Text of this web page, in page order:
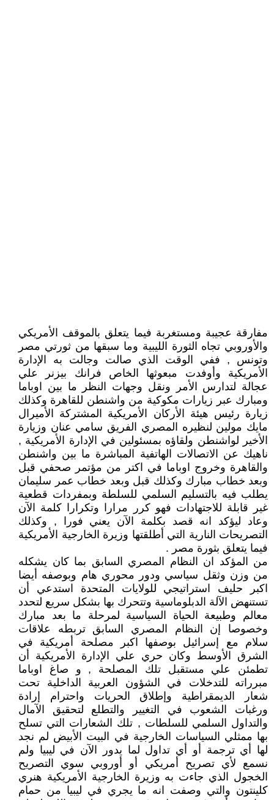
مفارقة عجيبة ومستغربة فيما يتعلق بالموقف الأمريكي
والأوروبي تجاه الثورة الليبية وما سبقها من ثورتي مصر
وتونس , ففي الوقت الذي صالت وجالت به الإدارة
الأمريكية وأوفدت مبعوثها الخاص فرانك بيزنر علي
عجالة لتدارس الأمر ونقل وجهات النظر ما بين اوباما
ومبارك عبر زيارات مكوكية من واشنطن للقاهرة وكذلك
زيارة رئيس هيئة الأركان الأمريكية المشتركة الأميرال
مايك مولين لنظيره المصري الفريق سامي عنان وزيارة
الأخير لواشنطن ولقاؤه بمسئولين في الإدارة الأمريكية ,
ناهيك عن الاتصالات الهاتفية المباشرة ما بين واشنطن
والقاهرة وخروج اوباما في اكتر من مؤتمر صحفي قبل
وبعد خطاب مبارك وكذلك قبل وبعد خطاب عمر سليمان
يطلب فيه بالتسليم السلمي للسلطة وبمفردات قطعية
غير قابلة للاجتهادات فهو كرر مرارا وتكرارا كلمة الآن
وعاد ليؤكد انه قصد بكلمة الآن يعني فورا , وكذلك
التصريحات النارية التي أطلقتها وزيرة الخارجية الأمريكية
فيما يتعلق بثورة مصر .
من المؤكد ان النظام المصري السابق بما كان يشكله
من وزن وثقل سياسي ودور محوري هام وبوصفه أيضا
اكبر حليف استراتيجي للولايات المتحدة استدعي أن
تستنهض الآلة الدبلوماسية وتتحرك بها بشكل سريع لتحدد
معالم وطبيعة الحياة السياسية لمرحلة ما بعد مبارك
وخصوصا إن النظام المصري السابق تربطه علاقات
سلام مع إسرائيل بوصفها اكبر مصلحة أمريكية في
الشرق الأوسط وكان حري علي الإدارة الأمريكية أن
تطمئن علي مستقبل تلك المصلحة , و صاغ اوباما
مبرراته للتدخلات في الشؤون العربية الداخلية تحت
شعار الديمقراطية وإطلاق الحريات واحترام إرادة
ورغبات الشعوب في التغيير والتطلع لتحقيق الآمال
والتداول السلمي للسلطات , تلك الشعارات التي تسلح
بها ممثلي السياسات الخارجية في البيت الأبيض لم نجد
لها أي ترجمة أو أي تداول لما يدور الآن في ليبيا ولم
نسمع لأي تصريح أمريكي أو أوروبي سوي التصريح
الخجول الذي جاءت به وزيرة الخارجية الأمريكية هنري
كلينتون والتي وصفت انه ما يجري في ليبيا من حمام